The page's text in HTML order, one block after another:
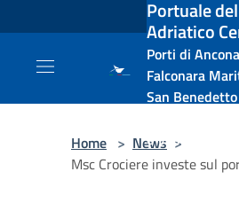
Salta al contenuto principalePortuale
Adriatico
Porti di
Falconara
San
e Vasto
Home > News >
Msc Crociere investe sul